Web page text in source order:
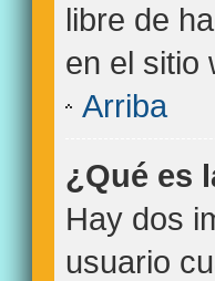
libre de
en el sitio
Arriba
¿Qué es
Hay dos
usuario